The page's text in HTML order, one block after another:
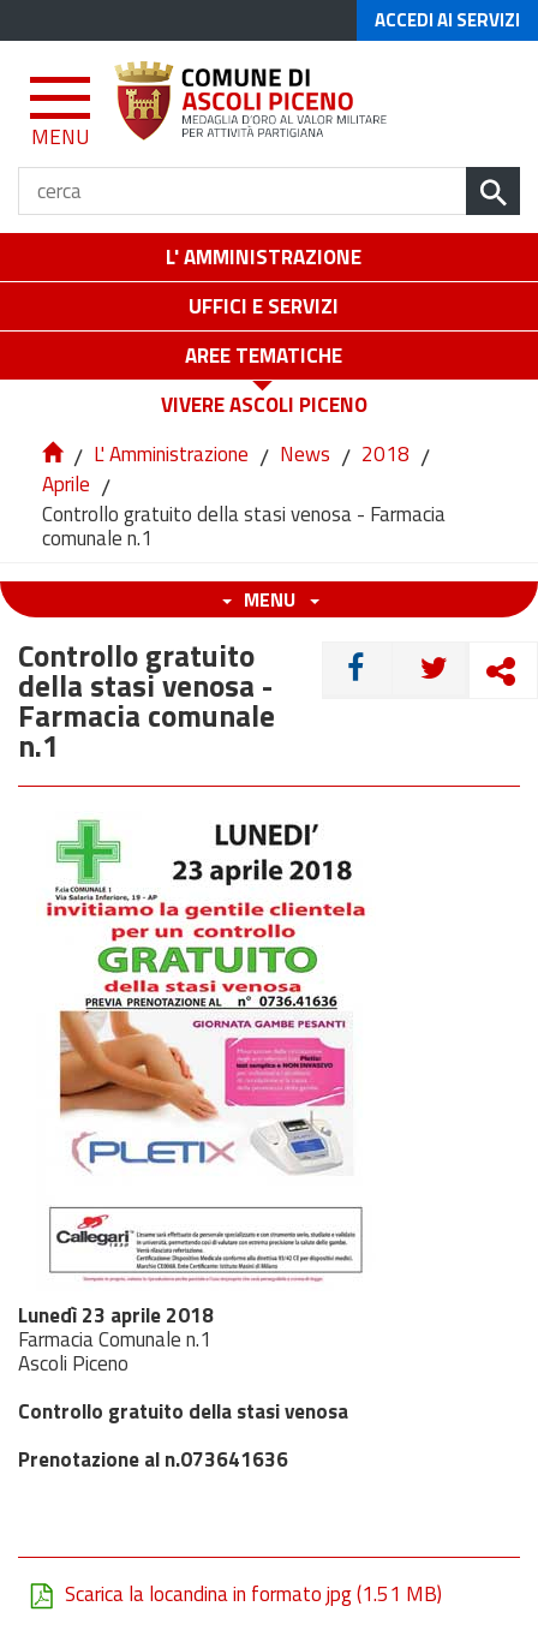
ACCEDI AI SERVIZI
MENU
L' AMMINISTRAZIONE
UFFICI E SERVIZI
AREE TEMATICHE
VIVERE ASCOLI PICENO
/ L' Amministrazione / News / 2018 /
Aprile /
Controllo gratuito della stasi venosa - Farmacia
comunale n.1
MENU
CONDIVIDI
Controllo gratuito
della stasi venosa -
Farmacia comunale
n.1
Lunedì 23 aprile 2018
Farmacia Comunale n.1
Ascoli Piceno
Controllo gratuito della stasi venosa
Prenotazione al n.073641636
Scarica la locandina in formato jpg(1.51 MB)